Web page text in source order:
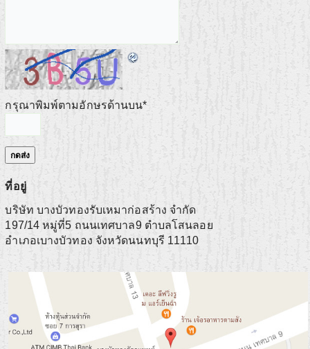
กรุณาพิมพ์ตามอักษรด้านบน*
ที่อยู่
บริษัท บางบัวทองรับเหมาก่อสร้าง จำกัด
197/14 หมู่ที่5 ถนนเทศบาล9 ตำบลโสนลอย
อำเภอเบางบัวทอง จังหวัดนนทบุรี 11110